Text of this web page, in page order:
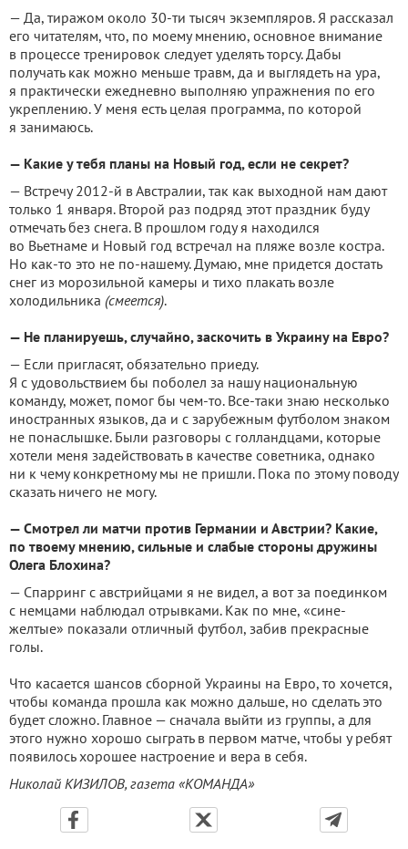
— Да, тиражом около 30-ти тысяч экземпляров. Я рассказал
его читателям, что, по моему мнению, основное внимание
в процессе тренировок следует уделять торсу. Дабы
получать как можно меньше травм, да и выглядеть на ура,
я практически ежедневно выполняю упражнения по его
укреплению. У меня есть целая программа, по которой
я занимаюсь.
— Какие у тебя планы на Новый год, если не секрет?
— Встречу 2012-й в Австралии, так как выходной нам дают
только 1 января. Второй раз подряд этот праздник буду
отмечать без снега. В прошлом году я находился
во Вьетнаме и Новый год встречал на пляже возле костра.
Но как-то это не по-нашему. Думаю, мне придется достать
снег из морозильной камеры и тихо плакать возле
холодильника (смеется).
— Не планируешь, случайно, заскочить в Украину на Евро?
— Если пригласят, обязательно приеду.
Я с удовольствием бы поболел за нашу национальную
команду, может, помог бы чем-то. Все-таки знаю несколько
иностранных языков, да и с зарубежным футболом знаком
не понаслышке. Были разговоры с голландцами, которые
хотели меня задействовать в качестве советника, однако
ни к чему конкретному мы не пришли. Пока по этому поводу
сказать ничего не могу.
— Смотрел ли матчи против Германии и Австрии? Какие,
по твоему мнению, сильные и слабые стороны дружины
Олега Блохина?
— Спарринг с австрийцами я не видел, а вот за поединком
с немцами наблюдал отрывками. Как по мне, «сине-
желтые» показали отличный футбол, забив прекрасные
голы.
Что касается шансов сборной Украины на Евро, то хочется,
чтобы команда прошла как можно дальше, но сделать это
будет сложно. Главное — сначала выйти из группы, а для
этого нужно хорошо сыграть в первом матче, чтобы у ребят
появилось хорошее настроение и вера в себя.
Николай КИЗИЛОВ, газета «КОМАНДА»